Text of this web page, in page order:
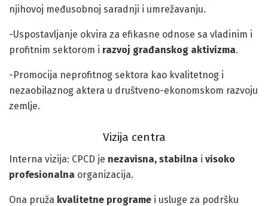
njihovoj međusobnoj saradnji i umrežavanju.
-Uspostavljanje okvira za efikasne odnose sa vladinim i
profitnim sektorom i razvoj građanskog aktivizma.
-Promocija neprofitnog sektora kao kvalitetnog i
nezaobilaznog aktera u društveno-ekonomskom razvoju
zemlje.
Vizija centra
Interna vizija: CPCD je nezavisna, stabilna i visoko
profesionalna organizacija.
Ona pruža kvalitetne programe i usluge za podršku